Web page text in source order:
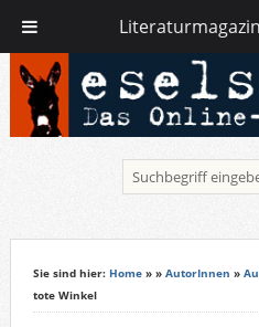
Sie sind hier: Home» » AutorInnen »
tote Winkel